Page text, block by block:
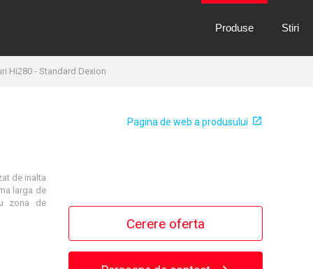
Produse Stiri
Hi280 - Standard Dexion
Pagina de web a produsului
de inalta
larga de
zona de
Cerere oferta